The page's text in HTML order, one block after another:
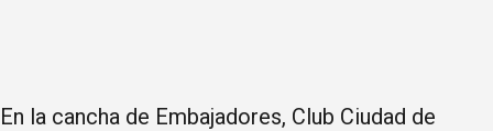
En la cancha de Embajadores, Club Ciudad de